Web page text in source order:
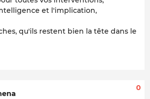
et l'implication,
qu'ils restent bien la tête dans le
0